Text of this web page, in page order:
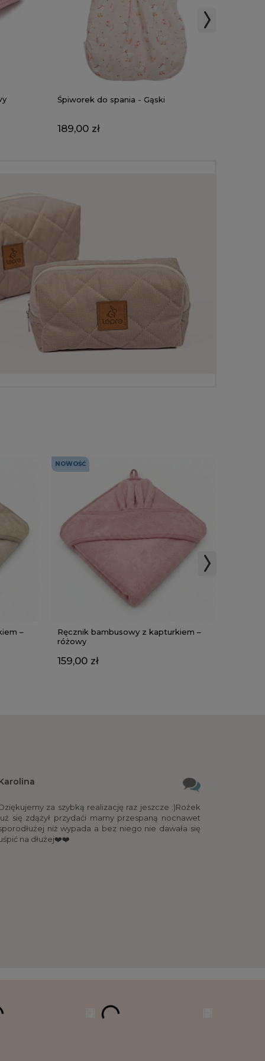
Śpiworek do spania - Gąski
189,00 zł
–
NOWOŚĆ
Ręcznik bambusowy z kapturkiem –
różowy
159,00 zł
za szybką realizację raz jeszcze :)Rożek
się zdążył przydaći mamy przespaną nocnawet
niż wypada a bez niego nie dawała się
na dłużej❤️❤️